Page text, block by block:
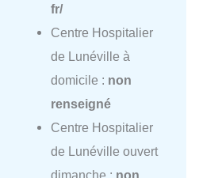
fr/
Centre Hospitalier
de Lunéville à
domicile : non
renseigné
Centre Hospitalier
de Lunéville ouvert
dimanche : non